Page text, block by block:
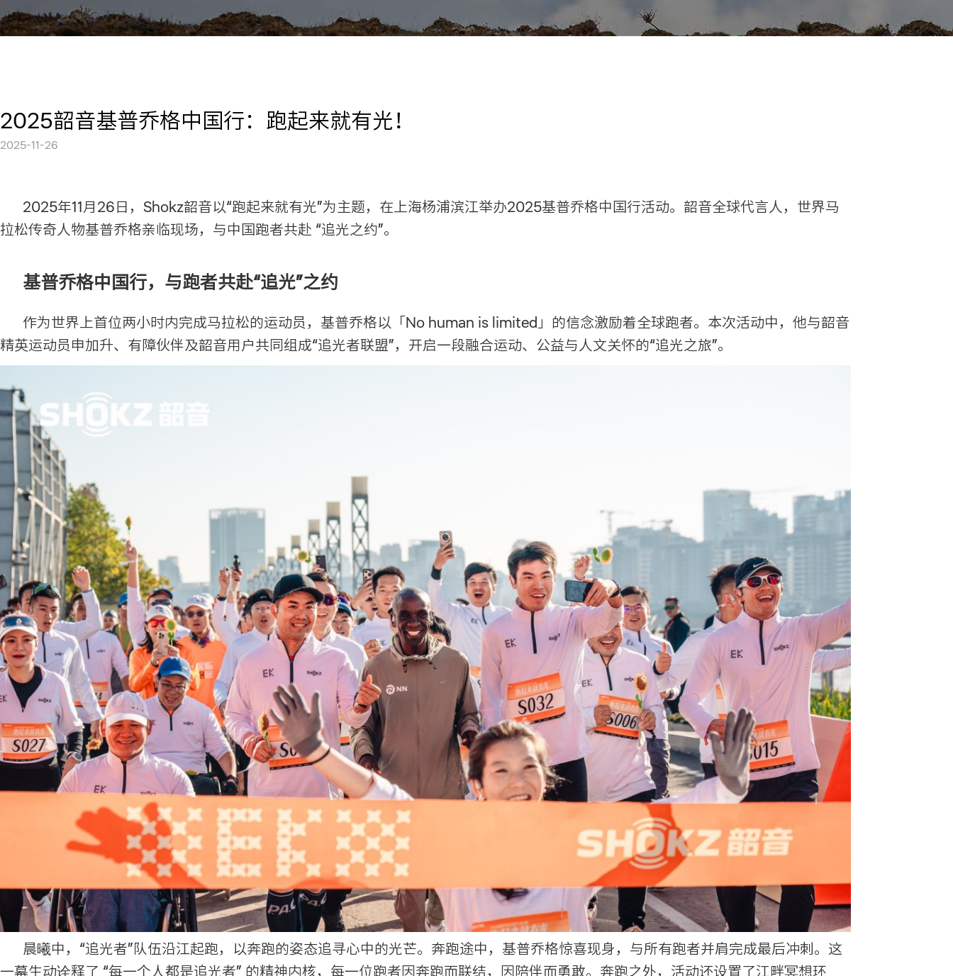
2025韶音基普乔格中国行：跑起来就有光！
2025-11-26
2025年11月26日，Shokz韶音以“跑起来就有光”为主题，在上海杨浦滨江举办2025基普乔格中国行活动。韶音全球代言人，世界马
拉松传奇人物基普乔格亲临现场，与中国跑者共赴 “追光之约”。
基普乔格中国行，与跑者共赴“追光”之约
作为世界上首位两小时内完成马拉松的运动员，基普乔格以「No human is limited」的信念激励着全球跑者。本次活动中，他与韶音
精英运动员申加升、有障伙伴及韶音用户共同组成“追光者联盟”，开启一段融合运动、公益与人文关怀的“追光之旅”。
晨曦中，“追光者”队伍沿江起跑，以奔跑的姿态追寻心中的光芒。奔跑途中，基普乔格惊喜现身，与所有跑者并肩完成最后冲刺。这